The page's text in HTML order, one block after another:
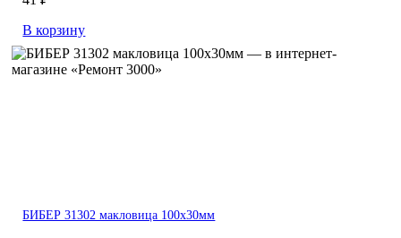
В корзину
БИБЕР 31302 макловица 100х30мм